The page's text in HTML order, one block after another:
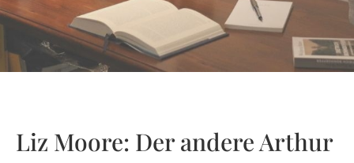
Liz Moore: Der andere Arthur